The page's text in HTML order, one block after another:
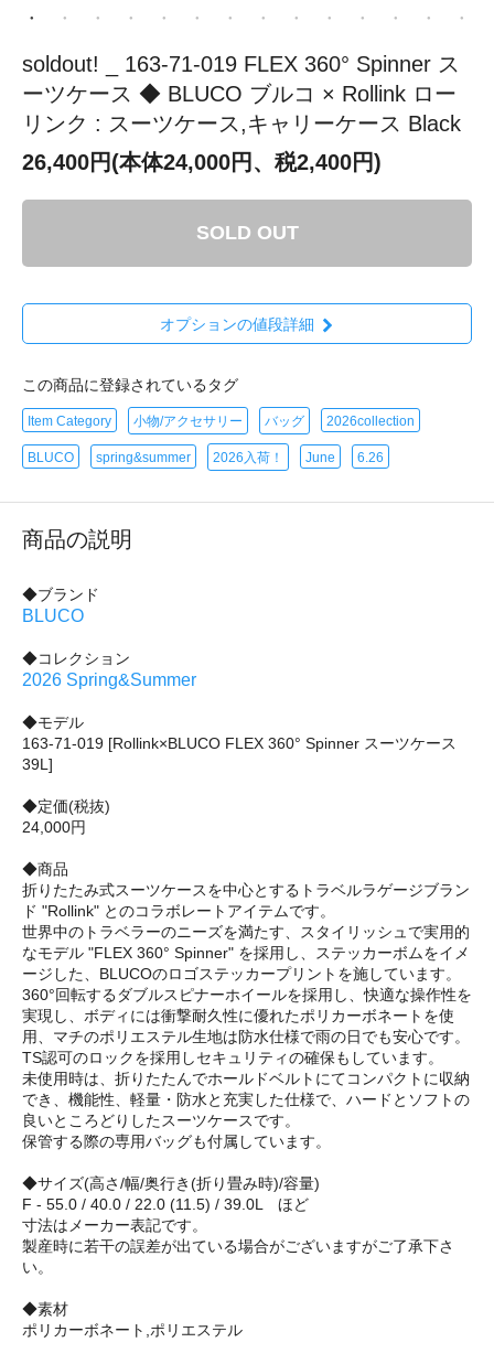
soldout! _ 163-71-019 FLEX 360° Spinner ス
ーツケース ◆ BLUCO ブルコ × Rollink ロー
リンク : スーツケース,キャリーケース Black
26,400円(本体24,000円、税2,400円)
SOLD OUT
オプションの値段詳細
この商品に登録されているタグ
Item Category 小物/アクセサリー バッグ 2026collection
BLUCO spring&summer 2026入荷！ June 6.26
商品の説明
◆ブランド
BLUCO
◆コレクション
2026 Spring&Summer
◆モデル
163-71-019 [Rollink×BLUCO FLEX 360° Spinner スーツケース
39L]
◆定価(税抜)
24,000円
◆商品
折りたたみ式スーツケースを中心とするトラベルラゲージブラン
ド "Rollink" とのコラボレートアイテムです。
世界中のトラベラーのニーズを満たす、スタイリッシュで実用的
なモデル "FLEX 360° Spinner" を採用し、ステッカーボムをイメ
ージした、BLUCOのロゴステッカープリントを施しています。
360°回転するダブルスピナーホイールを採用し、快適な操作性を
実現し、ボディには衝撃耐久性に優れたポリカーボネートを使
用、マチのポリエステル生地は防水仕様で雨の日でも安心です。
TS認可のロックを採用しセキュリティの確保もしています。
未使用時は、折りたたんでホールドベルトにてコンパクトに収納
でき、機能性、軽量・防水と充実した仕様で、ハードとソフトの
良いところどりしたスーツケースです。
保管する際の専用バッグも付属しています。
◆サイズ(高さ/幅/奥行き(折り畳み時)/容量)
F - 55.0 / 40.0 / 22.0 (11.5) / 39.0L ほど
寸法はメーカー表記です。
製産時に若干の誤差が出ている場合がございますがご了承下さ
い。
◆素材
ポリカーボネート,ポリエステル